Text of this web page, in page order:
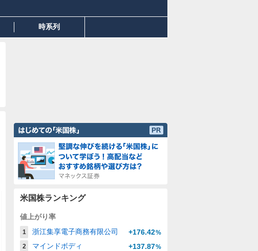
時系列
米国株ランキング
値上がり率
1 浙江集享電子商務有限公司 +176.42%
2
マインドボディ +137.87%